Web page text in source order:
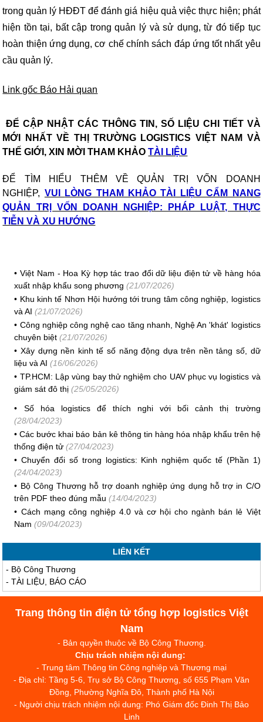
trong quản lý HĐĐT để đánh giá hiệu quả việc thực hiện; phát
hiện tồn tại, bất cập trong quản lý và sử dụng, từ đó tiếp tục
hoàn thiện ứng dụng, cơ chế chính sách đáp ứng tốt nhất yêu
cầu quản lý.
Link gốc Báo Hải quan
ĐỂ CẬP NHẬT CÁC THÔNG TIN, SỐ LIỆU CHI TIẾT VÀ
MỚI NHẤT VỀ THỊ TRƯỜNG LOGISTICS VIỆT NAM VÀ
THẾ GIỚI, XIN MỜI THAM KHẢOTÀI LIỆU
ĐỂ TÌM HIỂU THÊM VỀ QUẢN TRỊ VỐN DOANH
NGHIỆP, VUI LÒNG THAM KHẢO TÀI LIỆU CẨM NANG
QUẢN TRỊ VỐN DOANH NGHIỆP: PHÁP LUẬT, THỰC
TIỄN VÀ XU HƯỚNG
•Việt Nam - Hoa Kỳ hợp tác trao đổi dữ liệu điện tử về hàng hóa
xuất nhập khẩu song phương (21/07/2026)
• Khu kinh tế Nhơn Hội hướng tới trung tâm công nghiệp, logistics
và AI (21/07/2026)
• Công nghiệp công nghệ cao tăng nhanh, Nghệ An 'khát' logistics
chuyên biệt (21/07/2026)
•Xây dựng nền kinh tế số năng động dựa trên nền tảng số, dữ
liệu và AI (16/06/2026)
• TP.HCM: Lập vùng bay thử nghiệm cho UAV phục vụ logistics và
giám sát đô thị (25/05/2026)
• Số hóa logistics để thích nghi với bối cảnh thị trường
(28/04/2023)
•Các bước khai báo bản kê thông tin hàng hóa nhập khẩu trên hệ
thống điện tử (27/04/2023)
•Chuyển đổi số trong logistics: Kinh nghiệm quốc tế (Phần 1)
(24/04/2023)
• Bộ Công Thương hỗ trợ doanh nghiệp ứng dụng hỗ trợ in C/O
trên PDF theo đúng mẫu (14/04/2023)
• Cách mạng công nghiệp 4.0 và cơ hội cho ngành bán lẻ Việt
Nam (09/04/2023)
LIÊN KẾT
- Bộ Công Thương
-TÀI LIỆU, BÁO CÁO
Trang thông tin điện tử tổng hợp logistics Việt
Nam
- Bản quyền thuộc về Bộ Công Thương.
Chịu trách nhiệm nội dung:
- Trung tâm Thông tin Công nghiệp và Thương mại
- Địa chỉ: Tầng 5-6, Trụ sở Bộ Công Thương, số 655 Phạm Văn
Đồng, Phường Nghĩa Đô, Thành phố Hà Nội
- Người chịu trách nhiệm nội dung: Phó Giám đốc Đinh Thị Bảo
Linh